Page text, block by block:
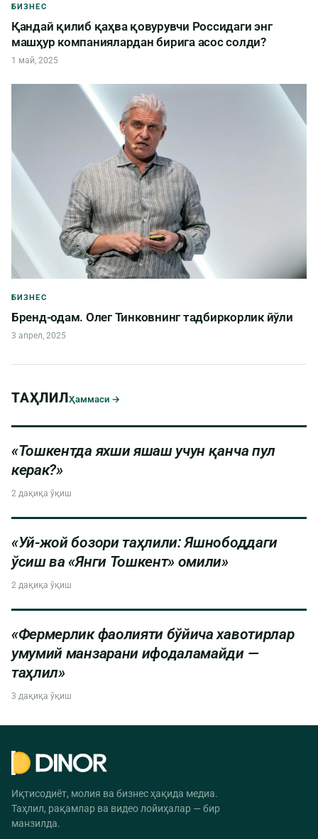
БИЗНЕС
Қандай қилиб қаҳва қовурувчи Россидаги энг
машҳур компаниялардан бирига асос солди?
1 май, 2025
БИЗНЕС
Бренд-одам. Олег Тинковнинг тадбиркорлик йўли
3 апрел, 2025
ТАҲЛИЛҲаммаси →
«Тошкентда яхши яшаш учун қанча пул
керак?»
2 дақиқа ўқиш
«Уй-жой бозори таҳлили: Яшнободдаги
ўсиш ва «Янги Тошкент» омили»
2 дақиқа ўқиш
«Фермерлик фаолияти бўйича хавотирлар
умумий манзарани ифодаламайди —
таҳлил»
3 дақиқа ўқиш
Иқтисодиёт, молия ва бизнес ҳақида медиа.
Таҳлил, рақамлар ва видео лойиҳалар — бир
манзилда.